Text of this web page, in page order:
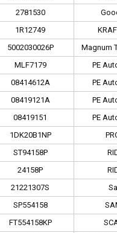
2781530
1R12749
5002030026P
Magnum
MLF7179
PE
08414612A
PE
08419121A
PE
08419151
PE
1DK20B1NP
ST94158P
24158P
21221307S
SP554158
FT554158KP